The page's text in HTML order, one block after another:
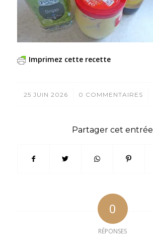
Imprimez cette recette
25 JUIN 2026
/ 0 COMMENTAIRES
/
Partager cet entrée
0
RÉPONSES